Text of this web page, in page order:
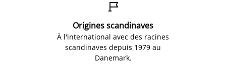

Origines scandinaves
À l'international avec des racines
scandinaves depuis 1979 au
Danemark.